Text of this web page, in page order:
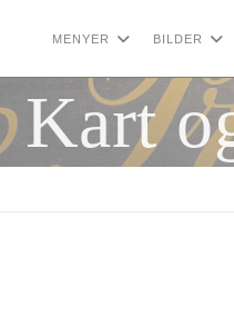
MENYER BILDER
Kart